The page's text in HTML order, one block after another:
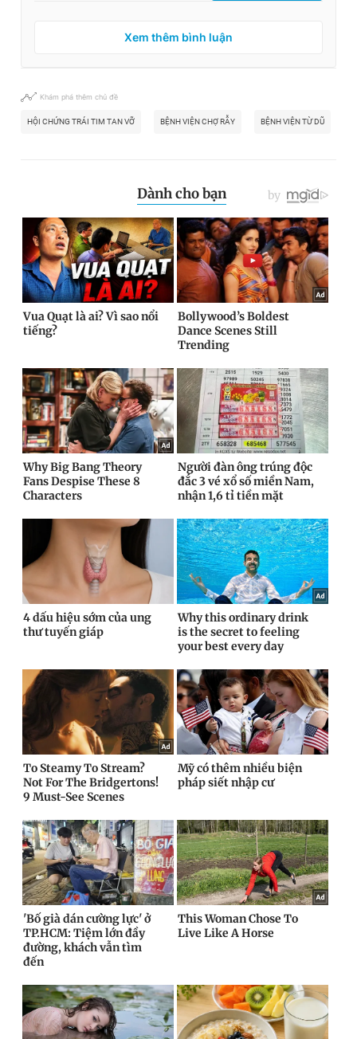
Xem thêm bình luận
Khám phá thêm chủ đề
HỘI CHỨNG TRÁI TIM TAN VỠ BỆNH VIỆN CHỢ RẪY BỆNH VIỆN TỪ DŨ